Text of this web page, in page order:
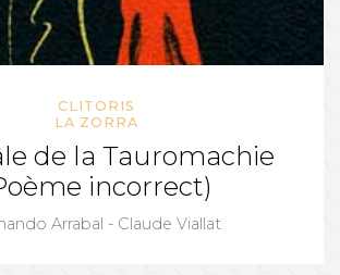
CLITORIS
LA ZORRA
de la Tauromachie
incorrect)
Arrabal - Claude Viallat